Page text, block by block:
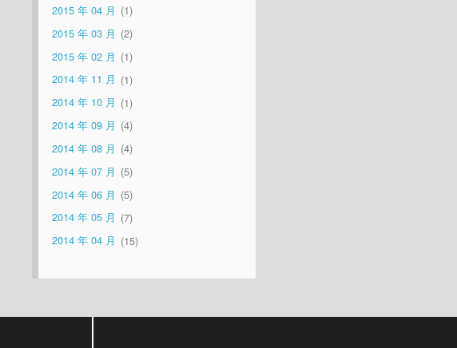
2015 年 04 月
1
2015 年 03 月
2
2015 年 02 月
1
2014 年 11 月
1
2014 年 10 月
1
2014 年 09 月
4
2014 年 08 月
4
2014 年 07 月
5
2014 年 06 月
5
2014 年 05 月
7
2014 年 04 月
15